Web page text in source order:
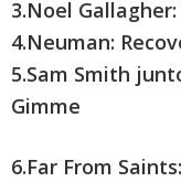
3.Noel
4.Neuman:
5.Sam Smith
Gimme
6.Far From